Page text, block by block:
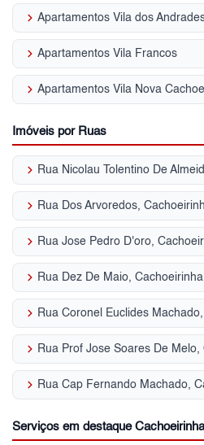
keyboard_arrow_right Apartamentos Vila dos
keyboard_arrow_right Apartamentos Vila Francos
keyboard_arrow_right Apartamentos Vila Nova
Imóveis por Ruas
keyboard_arrow_right Rua Nicolau Tolentino De
keyboard_arrow_right Rua Dos Arvoredos,
keyboard_arrow_right Rua Jose Pedro D'oro,
keyboard_arrow_right Rua Dez De Maio, Cachoeirinha
keyboard_arrow_right Rua Coronel Euclides
keyboard_arrow_right Rua Prof Jose Soares De Melo,
keyboard_arrow_right Rua Cap Fernando Machado,
Serviços em destaque Cachoeirinha